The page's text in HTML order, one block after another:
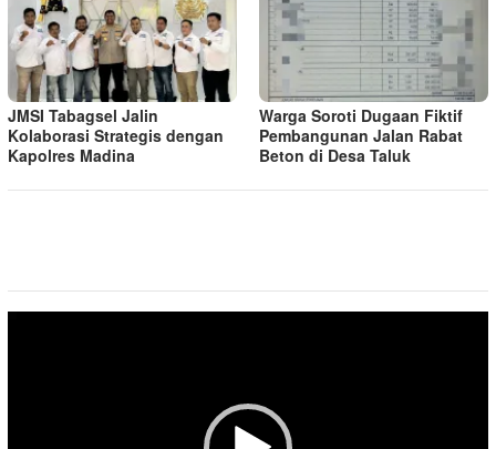
JMSI Tabagsel Jalin
Kolaborasi Strategis dengan
Kapolres Madina
Warga Soroti Dugaan Fiktif
Pembangunan Jalan Rabat
Beton di Desa Taluk